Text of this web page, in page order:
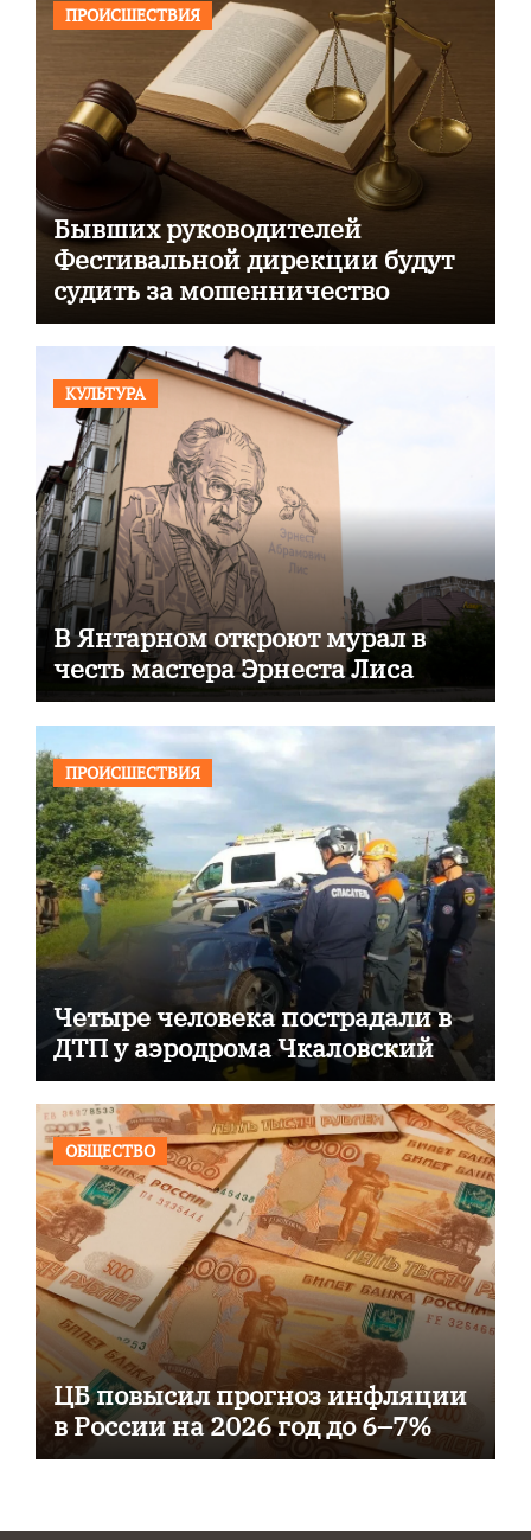
ПРОИСШЕСТВИЯ
Бывших руководителей
Фестивальной дирекции будут
судить за мошенничество
КУЛЬТУРА
В Янтарном откроют мурал в
честь мастера Эрнеста Лиса
ПРОИСШЕСТВИЯ
Четыре человека пострадали в
ДТП у аэродрома Чкаловский
ОБЩЕСТВО
ЦБ повысил прогноз инфляции
в России на 2026 год до 6–7%